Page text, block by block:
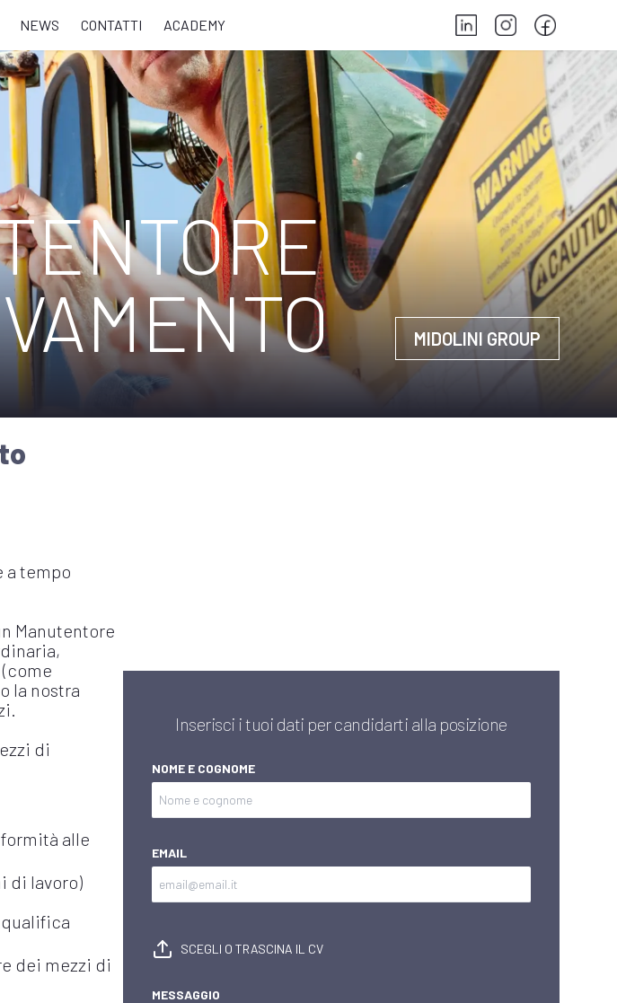
NEWS CONTATTI ACADEMY
MIDOLINI GROUP
a tempo
Manutentore
la nostra
di
alle
di lavoro)
dei mezzi di
Inserisci i tuoi dati per candidarti alla posizione
NOME E COGNOME
EMAIL
SCEGLI O TRASCINA IL CV
MESSAGGIO